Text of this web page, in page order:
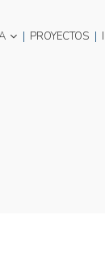
| PROYECTOS |